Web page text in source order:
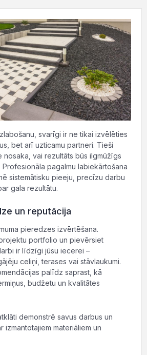
svarīgi ir ne tikai izvēlēties
bet arī uzticamu partneri. Tieši
nosaka, vai rezultāts būs ilgmūžīgs
pagalmu labiekārtošana
sistemātisku pieeju, precīzu darbu
gala rezultātu.
un reputācija
pieredzes izvērtēšana.
portfolio un pievērsiet
ir līdzīgi jūsu iecerei –
celiņi, terases vai stāvlaukumi.
palīdz saprast, kā
budžetu un kvalitātes
demonstrē savus darbus un
izmantotajiem materiāliem un